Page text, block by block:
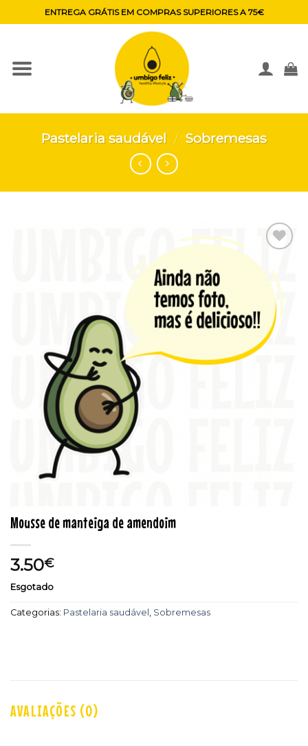
to
ENTREGA GRÁTIS EM COMPRAS SUPERIORES A 75€
Pastelaria saudável / Sobremesas
Adicionar
aos
favoritos
Mousse de manteiga de amendoim
3.50€
Esgotado
Categorias: Pastelaria saudável Sobremesas
AVALIAÇÕES (0)